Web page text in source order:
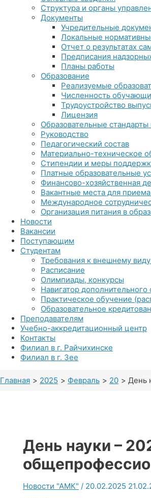
Структура и органы
Документы
Учредительные
Локальные
Отчет о результатах
Предписания
Планы работы
Образование
Реализуемые
Численность
Трудоустройство
Лицензия
Образовательные
Руководство
Педагогический состав
Материально-техническое
Стипендии и меры
Платные образовательные
Финансово-хозяйственная
Вакантные места для
Международное
Организация питания в
Новости
Вакансии
Поступающим
Студентам
Требования к внешнему
Расписание
Олимпиады, конкурсы
Навигатор
Практическое обучение
Образовательное
Преподавателям
Учебно-аккредитационный центр
Контакты
Филиал в г. Райчихинске
Филиал в г. Зее
Главная 2025 Февраль 20 День
День науки –
Новости "АМК" / 20.02.2025